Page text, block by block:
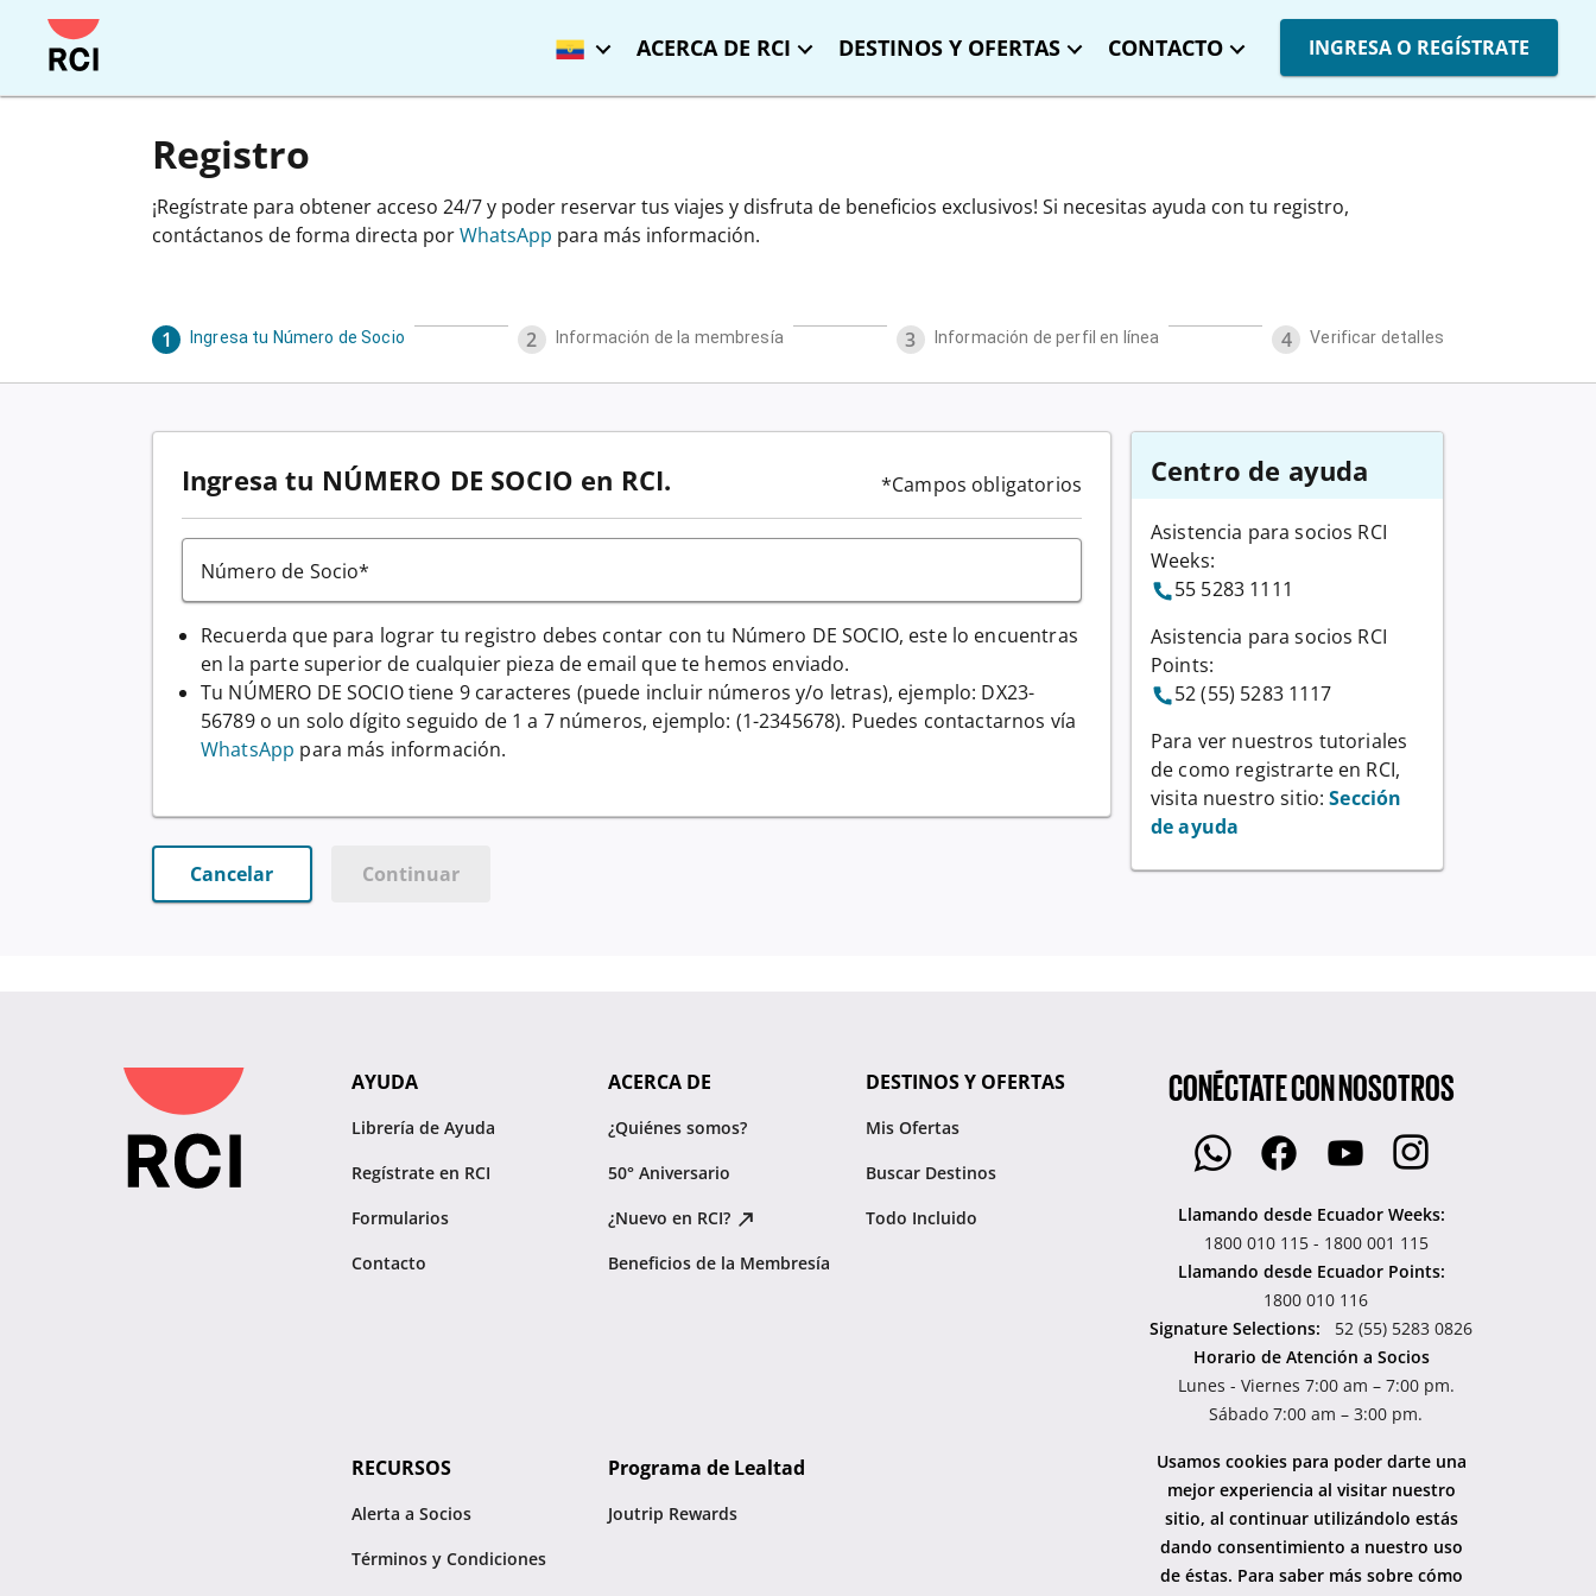
ACERCA DE RCI DESTINOS Y OFERTAS CONTACTO INGRESA O REGÍSTRATE
Registro
¡Regístrate para obtener acceso 24/7 y poder reservar tus viajes y disfruta de beneficios exclusivos! Si necesitas ayuda con tu registro,
contáctanos de forma directa porWhatsApp para más información.
1 Ingresa tu Número de Socio 2 Información de la membresía Not Completed 3 Información de perfil en línea Not Completed 4 Verificar detalles
Ingresa tu NÚMERO DE SOCIO en RCI. *Campos obligatorios
Número de Socio*
Recuerda que para lograr tu registro debes contar con tu Número DE SOCIO, este lo encuentras
en la parte superior de cualquier pieza de email que te hemos enviado.
Tu NÚMERO DE SOCIO tiene 9 caracteres (puede incluir números y/o letras), ejemplo: DX23-
56789 o un solo dígito seguido de 1 a 7 números, ejemplo: (1-2345678). Puedes contactarnos vía
WhatsApp para más información.
Cancelar Continuar
Centro de ayuda
Asistencia para socios RCI
Weeks:
55 5283 1111
Asistencia para socios RCI
Points:
52 (55) 5283 1117
Para ver nuestros tutoriales
de como registrarte en RCI,
visita nuestro sitio:Sección
de ayuda
AYUDA
Librería de Ayuda
Regístrate en RCI
Formularios
Contacto
ACERCA DE
¿Quiénes somos?
50° Aniversario
¿Nuevo en RCI?
Beneficios de la Membresía
DESTINOS Y OFERTAS
Mis Ofertas
Buscar Destinos
Todo Incluido
RECURSOS
Alerta a Socios
Términos y Condiciones
Programa de Lealtad
Joutrip Rewards
CONÉCTATE CON NOSOTROS
Llamando desde Ecuador Weeks:
1800 010 115 - 1800 001 115
Llamando desde Ecuador Points:
1800 010 116
Signature Selections:
52 (55) 5283 0826
Horario de Atención a Socios
Lunes - Viernes 7:00 am – 7:00 pm.
Sábado 7:00 am – 3:00 pm.
Usamos cookies para poder darte una
mejor experiencia al visitar nuestro
sitio, al continuar utilizándolo estás
dando consentimiento a nuestro uso
de éstas. Para saber más sobre cómo